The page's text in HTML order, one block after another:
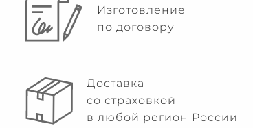
Изготовление
по договору
Доставка
со страховкой
в любой регион России